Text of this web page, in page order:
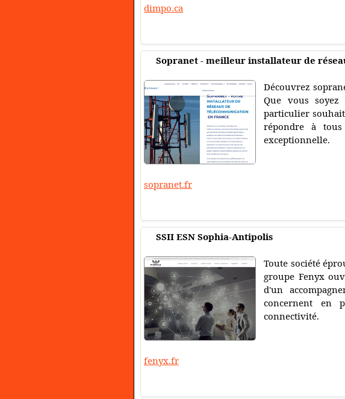
dimpo.ca
Sopranet - meilleur installateur de
Découvrez
Que vous
particulier
répondre à
exceptionnelle.
sopranet.fr
SSII ESN Sophia-Antipolis
Toute société
groupe Fenyx
d'un
concernent en
connectivité.
fenyx.fr